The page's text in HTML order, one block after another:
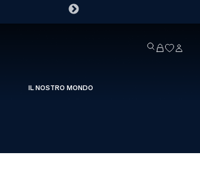
IL NOSTRO MONDO